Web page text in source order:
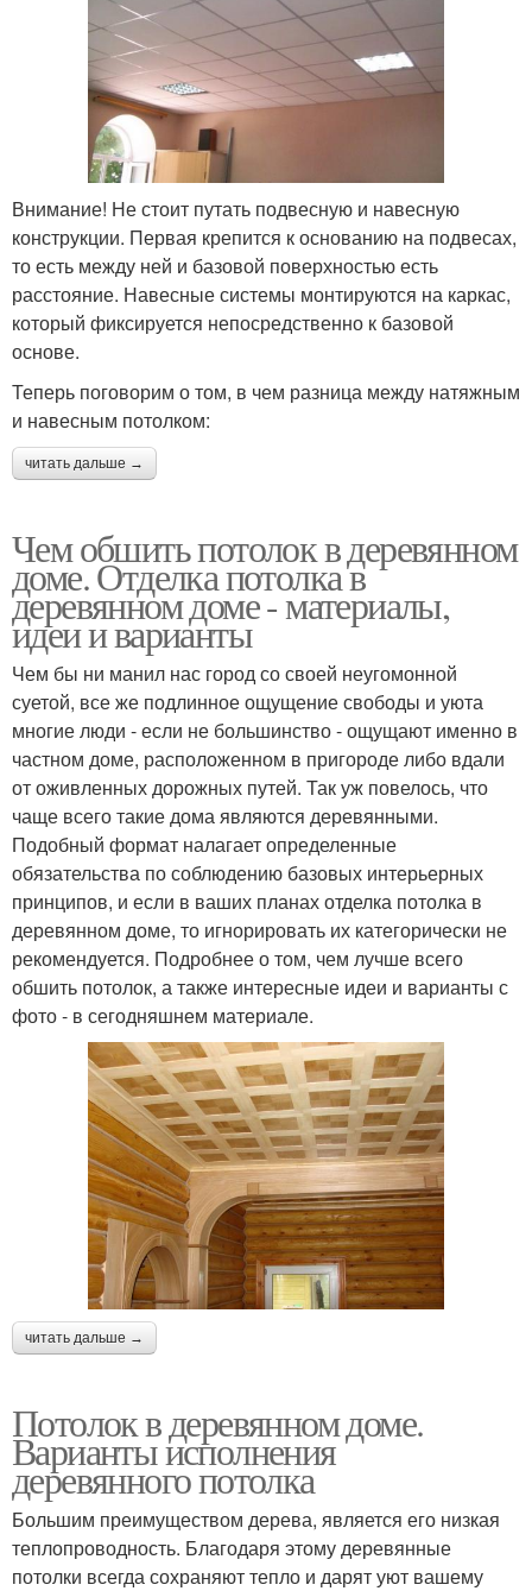
Внимание! Не стоит путать подвесную и навесную
конструкции. Первая крепится к основанию на подвесах,
то есть между ней и базовой поверхностью есть
расстояние. Навесные системы монтируются на каркас,
который фиксируется непосредственно к базовой
основе.
Теперь поговорим о том, в чем разница между натяжным
и навесным потолком:
читать дальше →
Чем обшить потолок в деревянном
доме. Отделка потолка в
деревянном доме - материалы,
идеи и варианты
Чем бы ни манил нас город со своей неугомонной
суетой, все же подлинное ощущение свободы и уюта
многие люди - если не большинство - ощущают именно в
частном доме, расположенном в пригороде либо вдали
от оживленных дорожных путей. Так уж повелось, что
чаще всего такие дома являются деревянными.
Подобный формат налагает определенные
обязательства по соблюдению базовых интерьерных
принципов, и если в ваших планах отделка потолка в
деревянном доме, то игнорировать их категорически не
рекомендуется. Подробнее о том, чем лучше всего
обшить потолок, а также интересные идеи и варианты с
фото - в сегодняшнем материале.
читать дальше →
Потолок в деревянном доме.
Варианты исполнения
деревянного потолка
Большим преимуществом дерева, является его низкая
теплопроводность. Благодаря этому деревянные
потолки всегда сохраняют тепло и дарят уют вашему